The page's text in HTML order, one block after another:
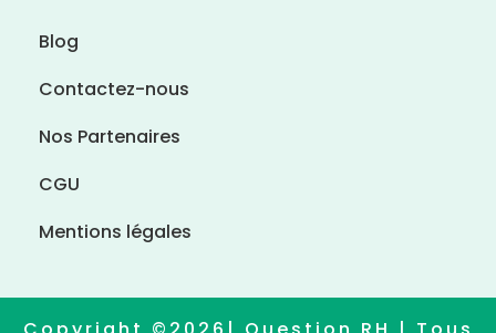
Blog
Contactez-nous
Nos Partenaires
CGU
Mentions légales